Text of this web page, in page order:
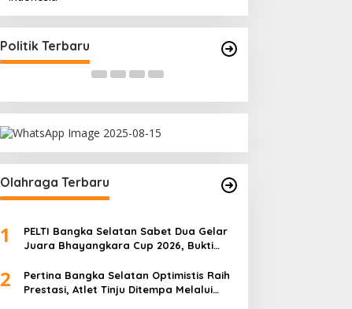
Politik Terbaru
Toboali partai PDI Perjuangan
Bagikan Takjil
Di Bangka Selatan, Politik
Olahraga Terbaru
1
PELTI Bangka Selatan Sabet Dua Gelar
Juara Bhayangkara Cup 2026, Bukti
2
Pertina Bangka Selatan Optimistis Raih
Prestasi, Atlet Tinju Ditempa Melalui